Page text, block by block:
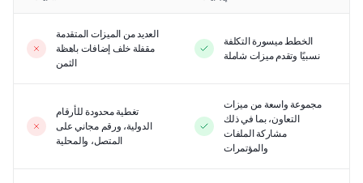
الخطط ميسورة التكلفة
نسبيًا وتقدم ميزات شاملة
العديد من الميزات المتقدمة
مقفلة خلف إضافات باهظة
مجموعة واسعة من ميزات
التعاون، بما في ذلك
مشاركة الملفات
والمؤتمرات
تغطية محدودة للأرقام
الدولية، و‎رقم مجاني على
المتصل‏، والمحلية